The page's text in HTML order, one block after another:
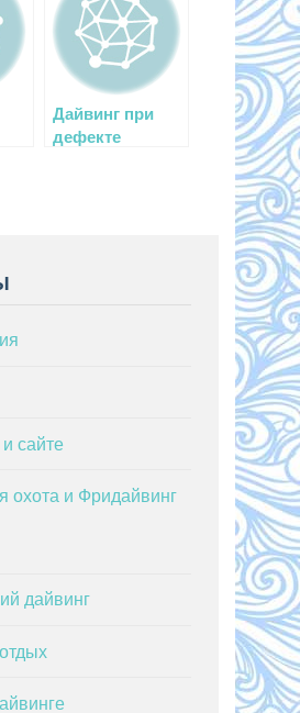
Дайвинг при
дефекте
сайте
охота и Фридайвинг
дайвинг